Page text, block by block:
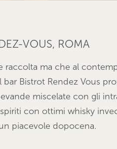
VOUS, ROMA
raccolta ma che al
bar Bistrot Rendez Vous
miscelate con gli
con ottimi whisky
piacevole dopocena.